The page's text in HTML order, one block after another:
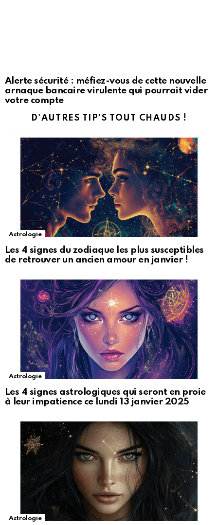
Alerte sécurité : méfiez-vous de cette nouvelle
arnaque bancaire virulente qui pourrait vider
votre compte
D'AUTRES TIP'S TOUT CHAUDS !
Astrologie
Les 4 signes du zodiaque les plus susceptibles
de retrouver un ancien amour en janvier !
Astrologie
Les 4 signes astrologiques qui seront en proie
à leur impatience ce lundi 13 janvier 2025
Astrologie